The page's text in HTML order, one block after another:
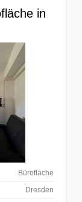
in
Bürofläche
Dresden